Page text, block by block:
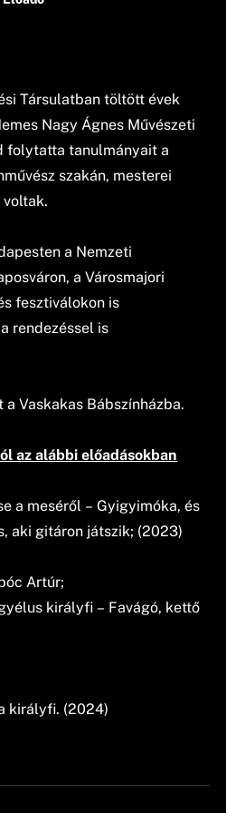
Társulatban töltött évek
Nagy Ágnes Művészeti
folytatta tanulmányait a
szakán, mesterei
voltak.
a Nemzeti
a Városmajori
fesztiválokon is
rendezéssel is
Vaskakas Bábszínházba.
az alábbi előadásokban
a meséről – Gyigyimóka, és
aki gitáron játszik; (2023)
Artúr;
királyfi – Favágó, kettő
királyfi. (2024)